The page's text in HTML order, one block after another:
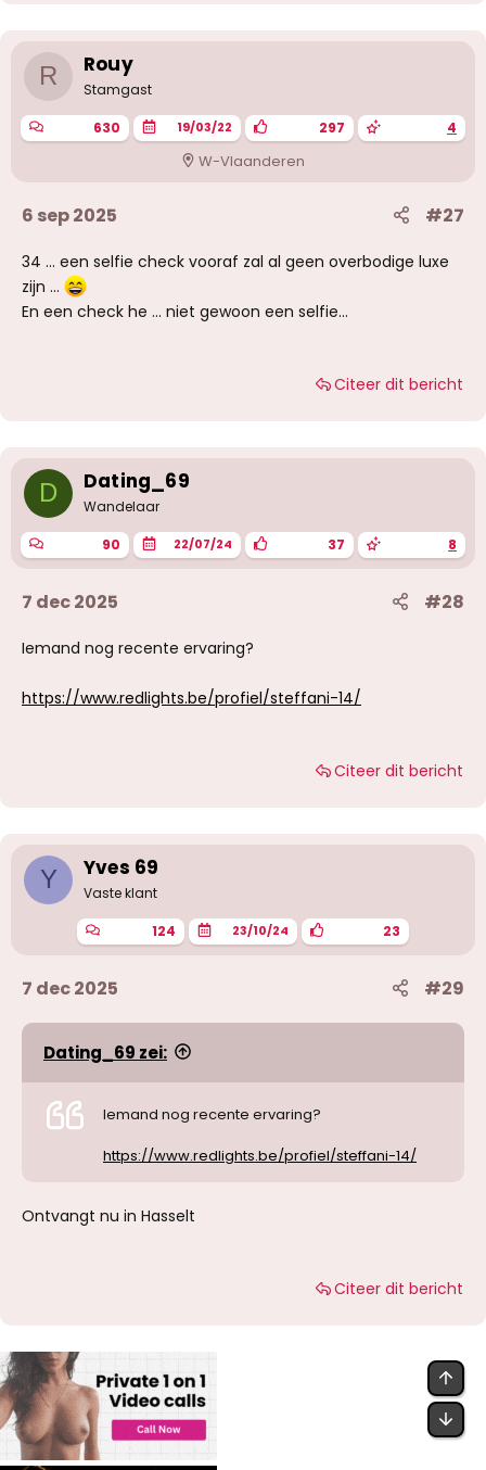
R Rouy
Stamgast
630 19/03/22 297 4
W-Vlaanderen
6 sep 2025 #27
34 ... een selfie check vooraf zal al geen overbodige luxe
zijn ...
En een check he ... niet gewoon een selfie...
Citeer dit bericht
D Dating_69
Wandelaar
90 22/07/24 37 8
7 dec 2025 #28
Iemand nog recente ervaring?
https://www.redlights.be/profiel/steffani-14/
Citeer dit bericht
Y Yves 69
Vaste klant
124 23/10/24 23
7 dec 2025 #29
Dating_69 zei:
Iemand nog recente ervaring?
https://www.redlights.be/profiel/steffani-14/
Ontvangt nu in Hasselt
Citeer dit bericht